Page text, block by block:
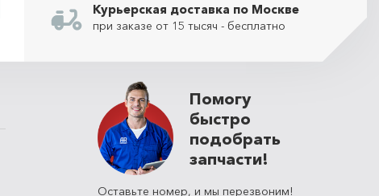
Курьерская доставка по Москве
при заказе от 15 тысяч - бесплатно
Помогу
быстро
подобрать
запчасти!
Оставьте номер, и мы перезвоним!